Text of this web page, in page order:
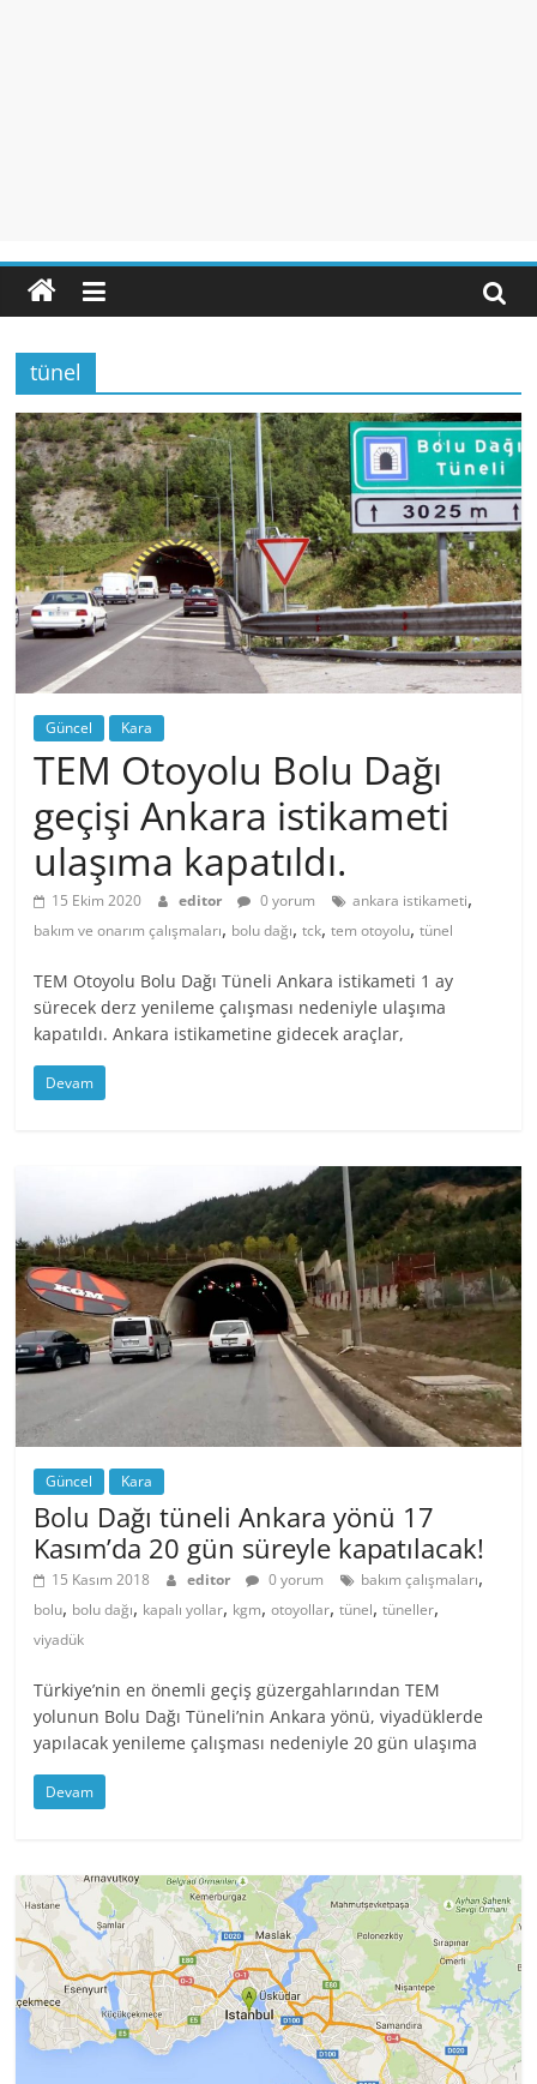
tünel
Güncel Kara
TEM Otoyolu Bolu Dağı
geçişi Ankara istikameti
ulaşıma kapatıldı.
15 Ekim 2020 editor 0 yorum ankara istikameti,
bakım ve onarım çalışmaları, bolu dağı,tck,tem otoyolu,tünel
TEM Otoyolu Bolu Dağı Tüneli Ankara istikameti 1 ay
sürecek derz yenileme çalışması nedeniyle ulaşıma
kapatıldı. Ankara istikametine gidecek araçlar,
Devam
Güncel Kara
Bolu Dağı tüneli Ankara yönü 17
Kasım’da 20 gün süreyle kapatılacak!
15 Kasım 2018 editor 0 yorum bakım çalışmaları,
bolu, bolu dağı, kapalı yollar, kgm,otoyollar,tünel,tüneller,
viyadük
Türkiye’nin en önemli geçiş güzergahlarından TEM
yolunun Bolu Dağı Tüneli’nin Ankara yönü, viyadüklerde
yapılacak yenileme çalışması nedeniyle 20 gün ulaşıma
Devam